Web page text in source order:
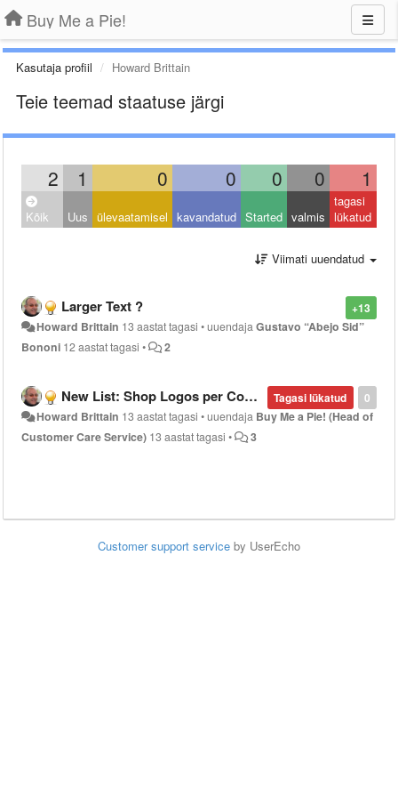
Buy Me a Pie!
Kasutaja profiil Howard Brittain
Teie teemad staatuse järgi
2 1 0 0 0 0 1
Kõik Uus ülevaatamisel kavandatud Started valmis
tagasi
lükatud
Viimati uuendatud
+13
Larger Text ?
Howard Brittain 13 aastat tagasi •uuendajaGustavo “Abejo Sid”
Bononi 12 aastat tagasi • 2
0
Tagasi lükatud
New List: Shop Logos per Country
Howard Brittain 13 aastat tagasi •uuendaja Buy Me a Pie! (Head of
Customer Care Service) 13 aastat tagasi • 3
Customer support service by UserEcho